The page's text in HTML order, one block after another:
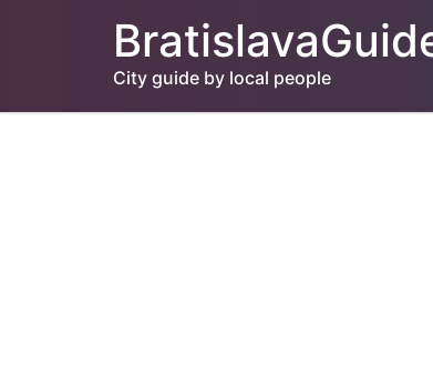
City guide by local people